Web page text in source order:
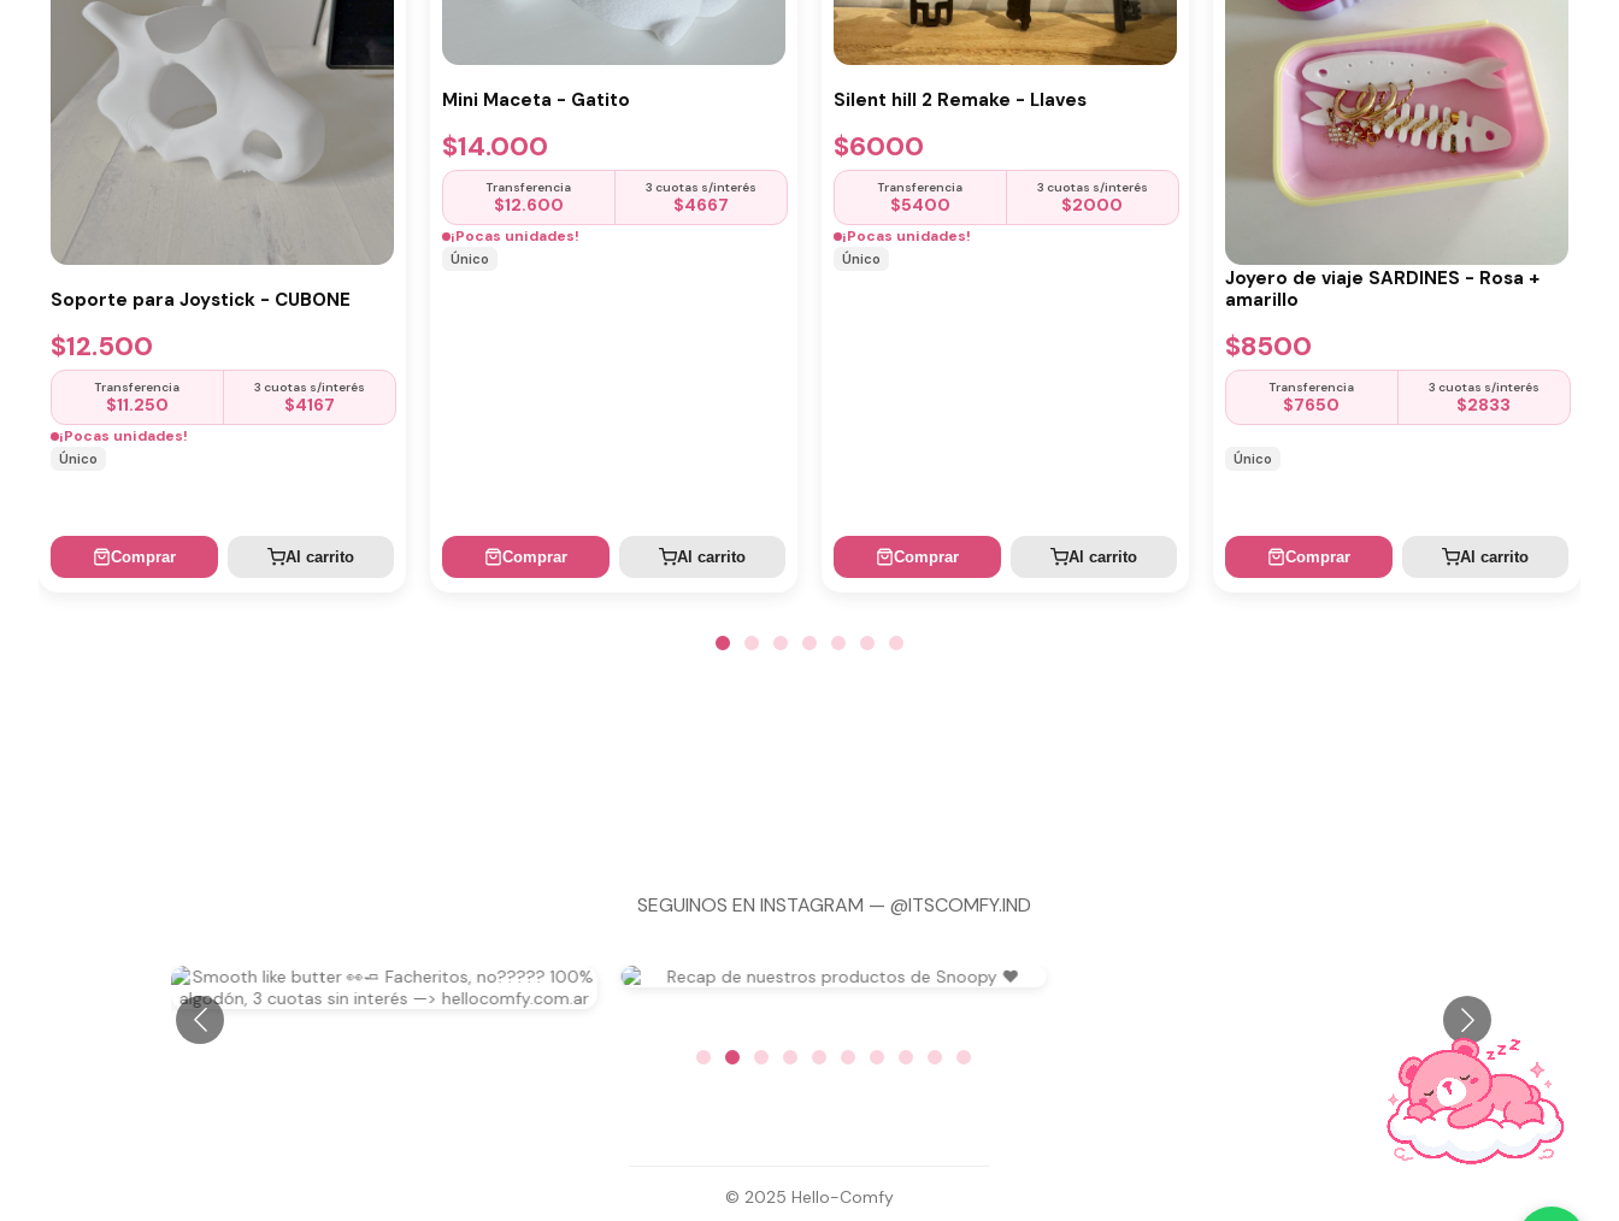
Soporte para Joystick - CUBONE
$12.500
Transferencia
$11.250
3 cuotas s/interés
$4167
¡Pocas unidades!
Único
Comprar Al carrito
Mini Maceta - Gatito
$14.000
Transferencia
$12.600
3 cuotas s/interés
$4667
¡Pocas unidades!
Único
Comprar Al carrito
Silent hill 2 Remake - Llaves
$6000
Transferencia
$5400
3 cuotas s/interés
$2000
¡Pocas unidades!
Único
Comprar Al carrito
Joyero de viaje SARDINES - Rosa +
amarillo
$8500
Transferencia
$7650
3 cuotas s/interés
$2833
Único
Comprar Al carrito
SEGUINOS EN INSTAGRAM — @ITSCOMFY.IND
© 2025 Hello-Comfy